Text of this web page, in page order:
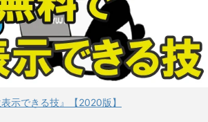
示できる技』【2020版】